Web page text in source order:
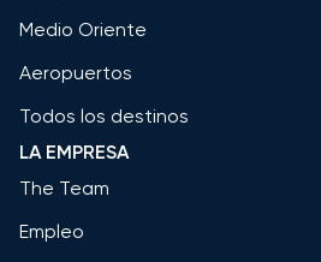
Medio Oriente
Aeropuertos
Todos los destinos
LA EMPRESA
The Team
Empleo